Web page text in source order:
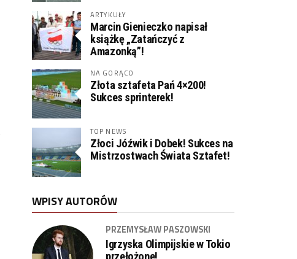
ARTYKUŁY
Marcin Gienieczko napisał
książkę „Zatańczyć z
Amazonką”!
NA GORĄCO
Złota sztafeta Pań 4×200!
Sukces sprinterek!
TOP NEWS
Złoci Jóźwik i Dobek! Sukces na
Mistrzostwach Świata Sztafet!
WPISY AUTORÓW
PRZEMYSŁAW PASZOWSKI
Igrzyska Olimpijskie w Tokio
przełożone!